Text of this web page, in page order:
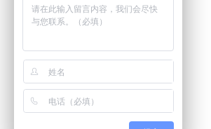
微信咨询
微信公众号